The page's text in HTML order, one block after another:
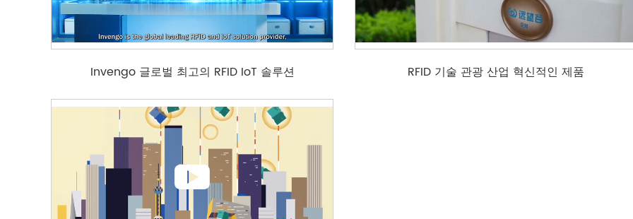
Invengo 글로벌 최고의 RFID IoT 솔루션 RFID 기술 관광 산업 혁신적인 제품
